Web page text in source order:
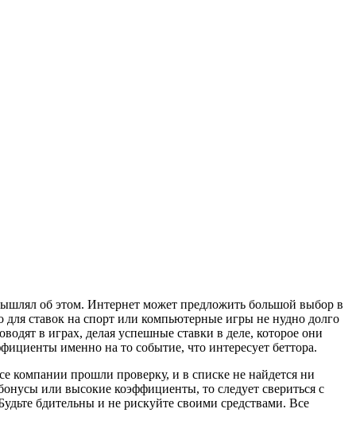
об этом. Интернет может предложить большой выбор в
для ставок на спорт или компьютерные игры не нудно долго
в играх, делая успешные ставки в деле, которое они
именно на то событие, что интересует беттора.
компании прошли проверку, и в списке не найдется ни
или высокие коэффициенты, то следует свериться с
бдительны и не рискуйте своими средствами. Все